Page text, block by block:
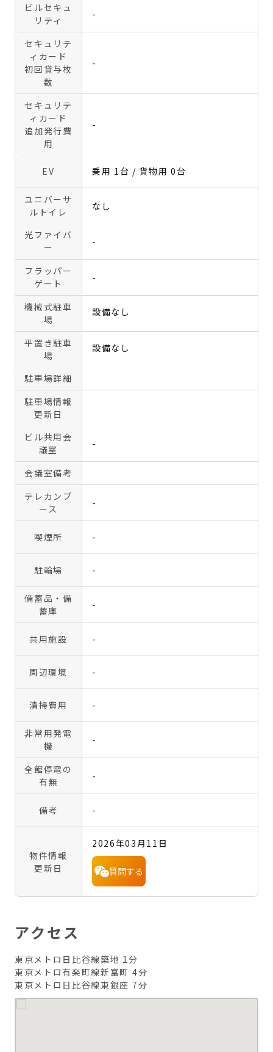
ビルセキュ
リティ
-
セキュリテ
ィカード
初回貸与枚
数
-
セキュリテ
ィカード
追加発行費
用
-
EV 乗用 1台 / 貨物用 0台
ユニバーサ
ルトイレ
なし
光ファイバ
ー
-
フラッパー
ゲート
-
機械式駐車
場
設備なし
平置き駐車
場
設備なし
駐車場詳細
駐車場情報
更新日
ビル共用会
議室
-
会議室備考
テレカンブ
ース
-
喫煙所 -
駐輪場 -
備蓄品・備
蓄庫
-
共用施設 -
周辺環境 -
清掃費用 -
非常用発電
機
-
全館停電の
有無
-
備考 -
物件情報
更新日
2026年03月11日
質問する
アクセス
東京メトロ日比谷線築地 1分
東京メトロ有楽町線新富町 4分
東京メトロ日比谷線東銀座 7分